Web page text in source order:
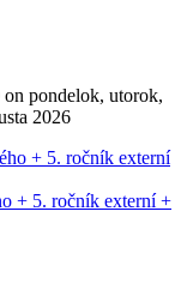
pondelok, utorok,
2026
+ 5. ročník externí
+ 5. ročník externí +